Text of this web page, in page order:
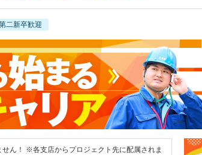
二新卒歓迎
ん！ ※各支店からプロジェクト先に配属されま